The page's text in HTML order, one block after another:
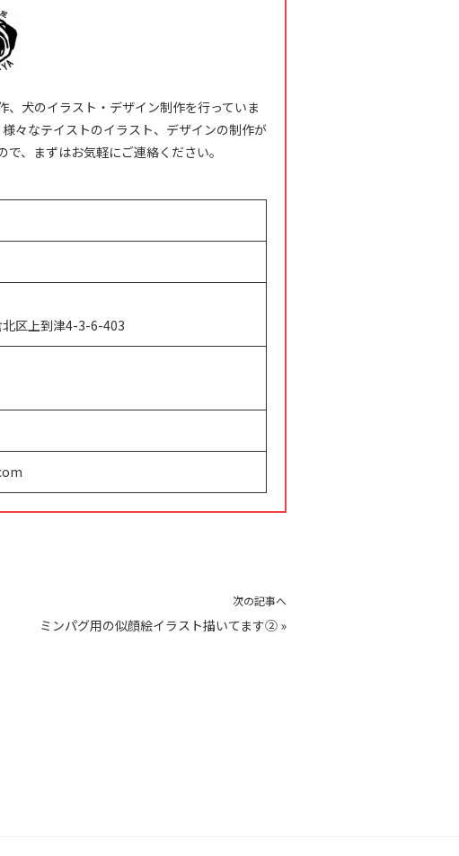
、犬のイラスト・デザイン制作を行っていま
々なテイストのイラスト、デザインの制作が
、まずはお気軽にご連絡ください。
区上到津4-3-6-403
次の記事へ
ミンパグ用の似顔絵イラスト描いてます② »